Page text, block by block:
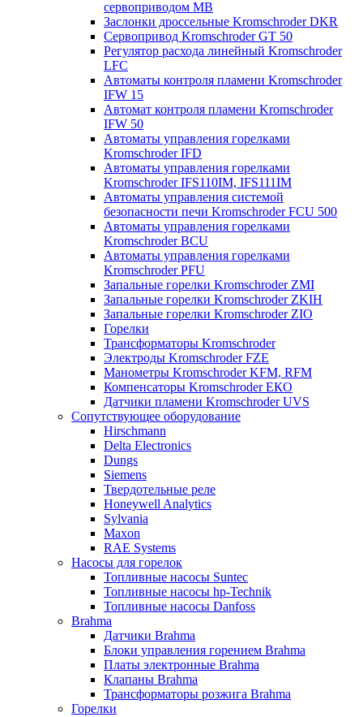
сервоприводом МВ
Заслонки дроссельные Kromschroder DKR
Cервопривод Kromschroder GT 50
Регулятор расхода линейный Kromschroder
LFC
Автоматы контроля пламени Kromschroder
IFW 15
Автомат контроля пламени Kromschroder
IFW 50
Автоматы управления горелками
Kromschroder IFD
Автоматы управления горелками
Kromschroder IFS110IM, IFS111IM
Автоматы управления системой
безопасности печи Kromschroder FCU 500
Автоматы управления горелками
Kromschroder BCU
Автоматы управления горелками
Kromschroder PFU
Запальные горелки Kromschroder ZМI
Запальные горелки Kromschroder ZKIH
Запальные горелки Kromschroder ZIO
Горелки
Трансформаторы Kromschroder
Электроды Kromschroder FZE
Манометры Kromschroder KFM, RFM
Компенсаторы Kromschroder ЕКО
Датчики пламени Kromschroder UVS
Сопутствующее оборудование
Hirschmann
Delta Electronics
Dungs
Siemens
Твердотельные реле
Honeywell Analytics
Sylvania
Maxon
RAE Systems
Насосы для горелок
Топливные насосы Suntec
Топливные насосы hp-Technik
Топливные насосы Danfoss
Brahma
Датчики Brahma
Блоки управления горением Brahma
Платы электронные Brahma
Клапаны Brahma
Трансформаторы розжига Brahma
Горелки